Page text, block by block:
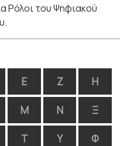
Ρόλοι του Ψηφιακού
Ε Ζ Η
Μ Ν Ξ
Τ Υ Φ